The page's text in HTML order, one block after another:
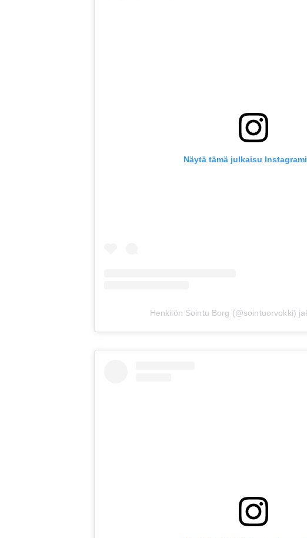
Näytä tämä julkaisu
Henkilön Sointu Borg (@sointuorvokki)